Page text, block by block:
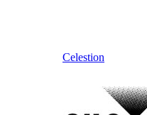
Celestion